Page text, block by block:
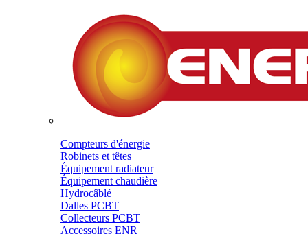
Compteurs d'énergie
Robinets et têtes
Équipement radiateur
Équipement chaudière
Hydrocâblé
Dalles PCBT
Collecteurs PCBT
Accessoires ENR